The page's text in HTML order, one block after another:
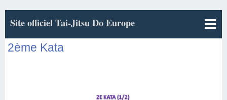
Site officiel Tai-Jitsu Do Europe
2ème Kata